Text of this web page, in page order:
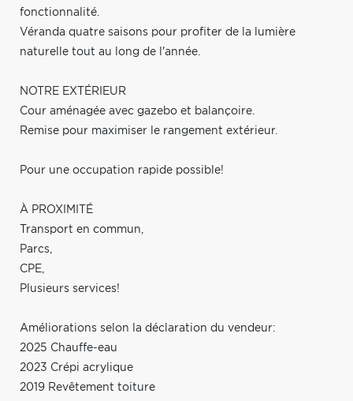
fonctionnalité.
Véranda quatre saisons pour profiter de la lumière
naturelle tout au long de l'année.
NOTRE EXTÉRIEUR
Cour aménagée avec gazebo et balançoire.
Remise pour maximiser le rangement extérieur.
Pour une occupation rapide possible!
À PROXIMITÉ
Transport en commun,
Parcs,
CPE,
Plusieurs services!
Améliorations selon la déclaration du vendeur:
2025 Chauffe-eau
2023 Crépi acrylique
2019 Revêtement toiture